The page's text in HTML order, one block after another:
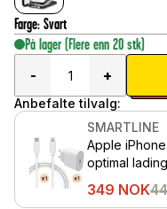
Farge: Svart
På lager (Flere enn 20 stk)
-
+
Anbefalte tilvalg:
SMARTLINE
Apple iPhone
optimal
349 NOK